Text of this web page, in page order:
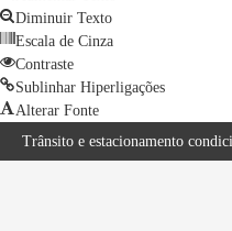
Trânsito e estacionamento
Diminuir Texto
Escala de Cinza
Contraste
Sublinhar Hiperligações
Alterar Fonte
Reset